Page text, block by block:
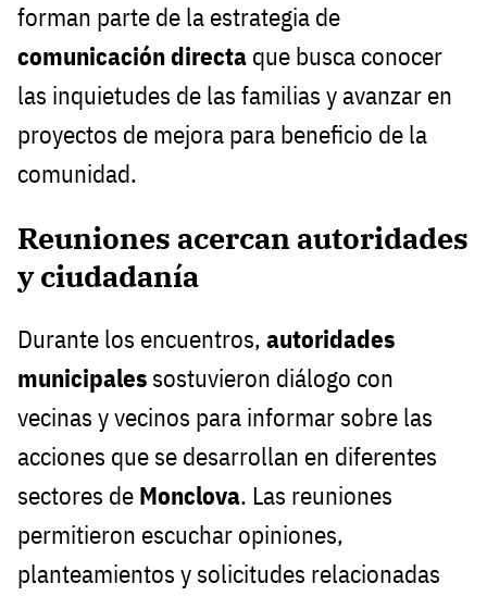
forman parte de la estrategia de
comunicación directa que busca conocer
las inquietudes de las familias y avanzar en
proyectos de mejora para beneficio de la
comunidad.
Reuniones acercan autoridades
y ciudadanía
Durante los encuentros, autoridades
municipales sostuvieron diálogo con
vecinas y vecinos para informar sobre las
acciones que se desarrollan en diferentes
sectores de Monclova. Las reuniones
permitieron escuchar opiniones,
planteamientos y solicitudes relacionadas